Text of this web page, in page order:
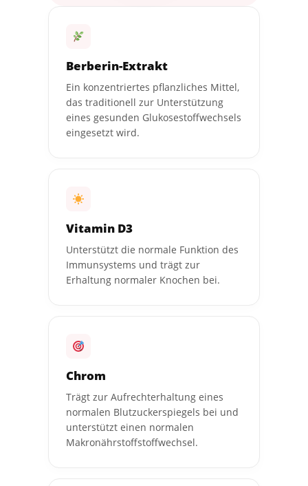
Berberin-Extrakt
Ein konzentriertes pflanzliches Mittel,
das traditionell zur Unterstützung
eines gesunden Glukosestoffwechsels
eingesetzt wird.
Vitamin D3
Unterstützt die normale Funktion des
Immunsystems und trägt zur
Erhaltung normaler Knochen bei.
Chrom
Trägt zur Aufrechterhaltung eines
normalen Blutzuckerspiegels bei und
unterstützt einen normalen
Makronährstoffstoffwechsel.